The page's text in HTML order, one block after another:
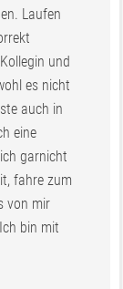
Laufen
und
es nicht
auch in
eine
garnicht
fahre zum
von mir
bin mit